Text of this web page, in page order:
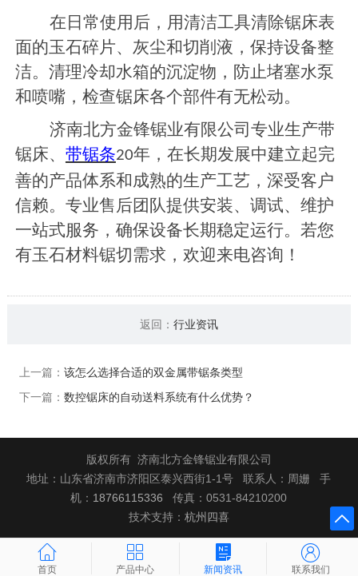
在日常使用后，用清洁工具清除锯床表
面的玉石碎片、灰尘和切削液，保持设备整
洁。清理冷却水箱的沉淀物，防止堵塞水泵
和喷嘴，检查锯床各个部件有无松动。
济南北方金锋锯业有限公司专业生产带
锯床、 带锯条20年，在长期发展中建立起完
善的产品体系和成熟的生产工艺，深受客户
信赖。专业售后团队提供安装、调试、维护
一站式服务，确保设备长期稳定运行。若您
有玉石材料锯切需求，欢迎来电咨询！
返回： 行业资讯
上一篇： 该怎么选择合适的双金属带锯条类型
下一篇： 数控锯床的自动送料系统有什么优势？
版权所有 济南北方金锋锯业有限公司
地址：山东省济南市济阳区泰兴西街1-1号 联系人：周姗 手
机： 18766115336 传真：0531-84210200
技术支持： 杭州四喜 

首页

产品中心

新闻资讯

联系我们